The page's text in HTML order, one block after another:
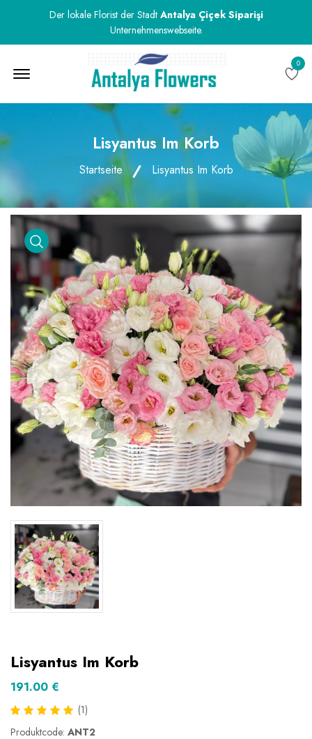
Der lokale Florist der Stadt Antalya Çiçek Siparişi
Unternehmenswebseite.
0
Lisyantus Im Korb
Startseite Lisyantus Im Korb
Lisyantus Im Korb
191.00 €
(1)
Produktcode: ANT2